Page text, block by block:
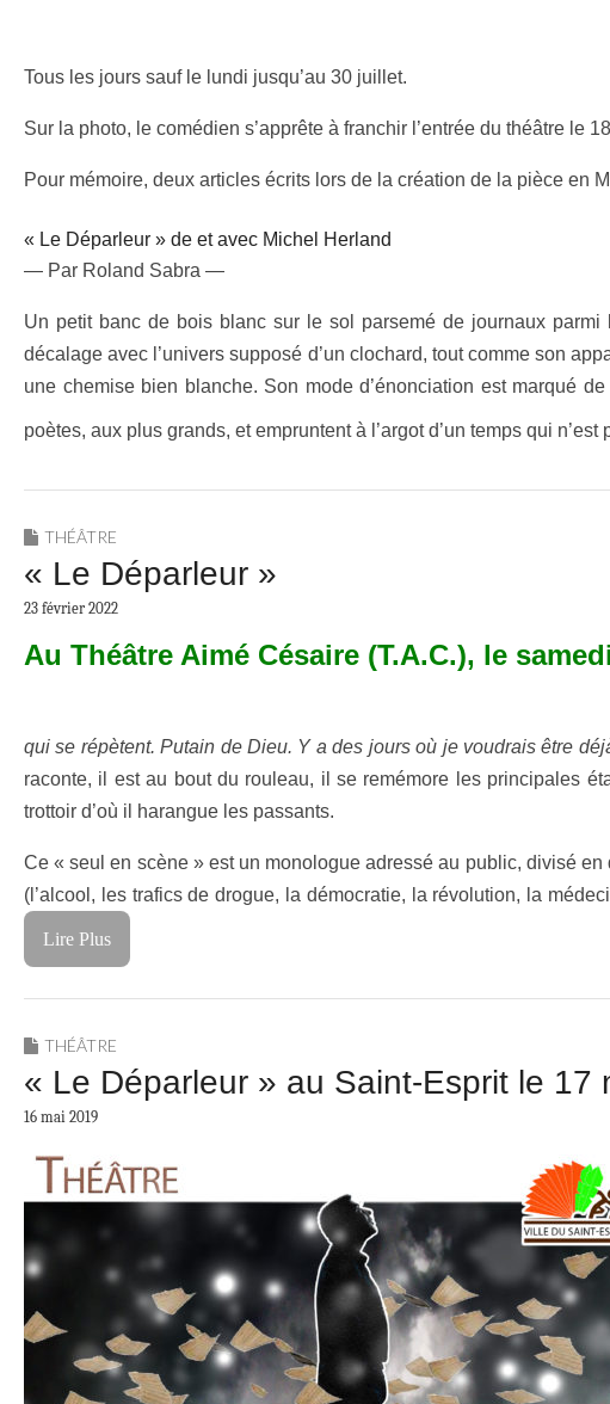
Tous les jours sauf le lundi jusqu’au 30 juillet.
Sur la photo, le comédien s’apprête à franchir l’entrée du théâtre le
Pour mémoire, deux articles écrits lors de la création de la pièce en
« Le Déparleur » de et avec Michel Herland
— Par Roland Sabra —
Un petit banc de bois blanc sur le sol parsemé de journaux
décalage avec l’univers supposé d’un clochard, tout comme son
une chemise bien blanche. Son mode d’énonciation est marqué
poètes, aux plus grands, et empruntent à l’argot d’un temps qui
THÉÂTRE
« Le Déparleur »
23 février 2022
Au Théâtre Aimé Césaire (T.A.C.), le
qui se répètent. Putain de Dieu. Y a des jours où je voudrais être
raconte, il est au bout du rouleau, il se remémore les principales
trottoir d’où il harangue les passants.
Ce « seul en scène » est un monologue adressé au public, divisé
(l’alcool, les trafics de drogue, la démocratie, la révolution, la
Lire Plus
THÉÂTRE
« Le Déparleur » au Saint-Esprit le 17
16 mai 2019